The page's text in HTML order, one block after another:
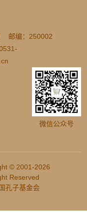
邮编：250002
微信公众号
© 2001-2026
Reserved
孔子基金会